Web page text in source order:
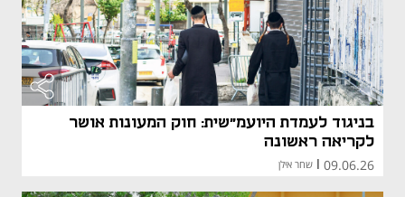
בניגוד לעמדת היועמ"שית: חוק המעונות אושר
לקריאה ראשונה
09.06.26 שחר אילן